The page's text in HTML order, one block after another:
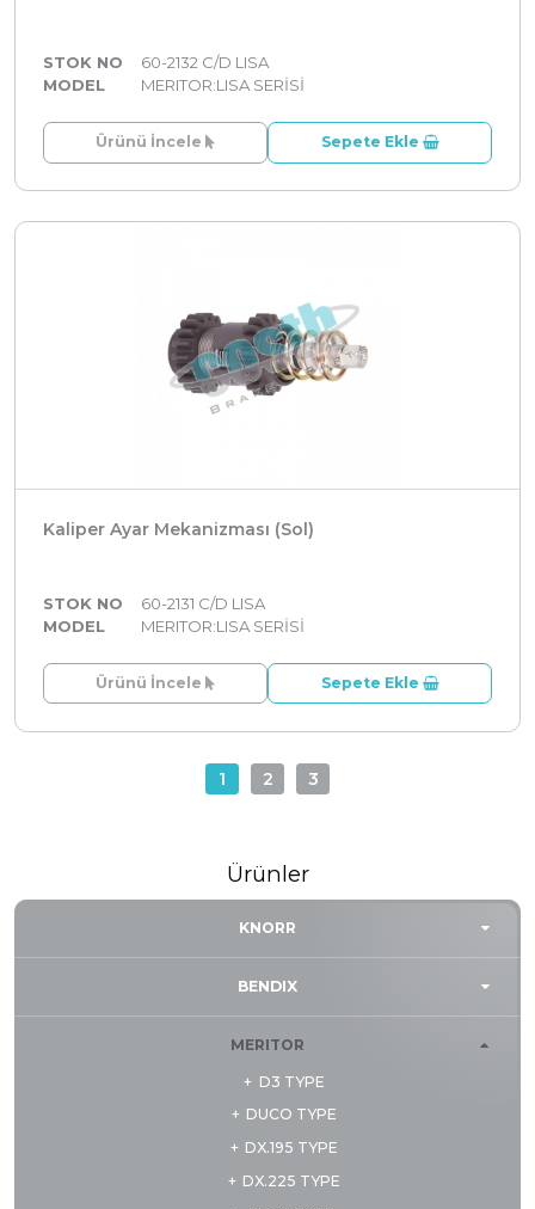
STOK NO
60-2132 C/D LISA
MODEL
MERITOR:LISA SERİSİ
Ürünü İncele Sepete Ekle
Kaliper Ayar Mekanizması (Sol)
STOK NO
60-2131 C/D LISA
MODEL
MERITOR:LISA SERİSİ
Ürünü İncele Sepete Ekle
1 2 3
Ürünler
KNORR
BENDIX
MERITOR
D3 TYPE
DUCO TYPE
DX.195 TYPE
DX.225 TYPE